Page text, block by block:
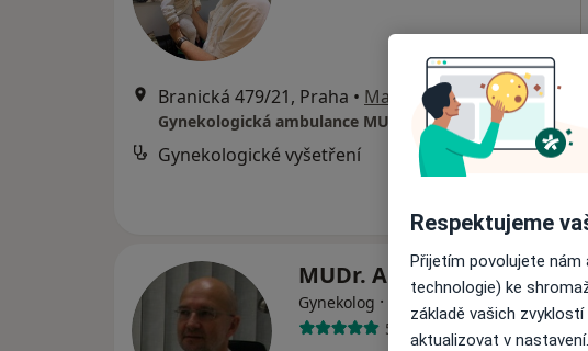
Branická 479/21, Praha • Mapa
Gynekologická ambulance MUDr. Samer Asad
Gynekologické vyšetření 500 Kč
MUDr. Antonín Kaprál
Gynekolog ·
579 názorů
Respektujeme
Přijetím povolujete
technologie) ke
základě vašich
aktualizovat v